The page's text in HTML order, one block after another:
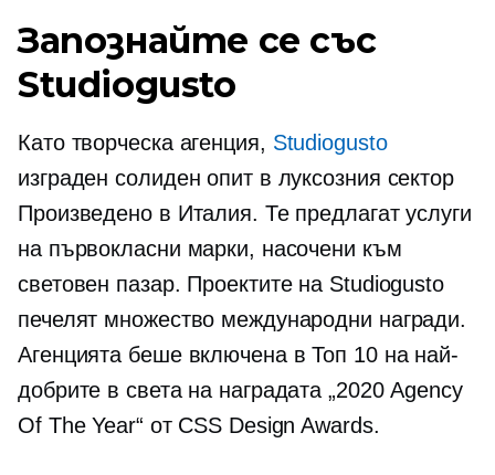
Запознайте се със
Studiogusto
Като творческа агенция, Studiogusto
изграден солиден опит в луксозния сектор
Произведено в Италия. Те предлагат услуги
на първокласни марки, насочени към
световен пазар. Проектите на Studiogusto
печелят множество международни награди.
Агенцията беше включена в Топ 10 на най-
добрите в света на наградата „2020 Agency
Of The Year“ от CSS Design Awards.